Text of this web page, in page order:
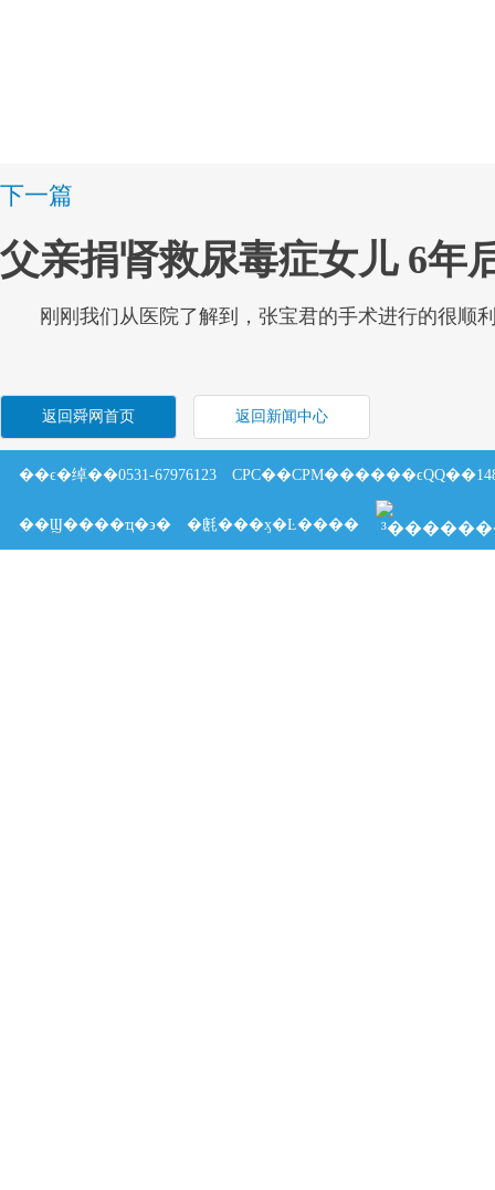
下一篇
父亲捐肾救尿毒症女儿 6年
刚刚我们从医院了解到，张宝君的手术进行的很顺
返回舜网首页 返回新闻中心
��ϵ�绰��0531-67976123
��Ϣ����ҵ�϶� �㲥���ӽ�Ŀ����